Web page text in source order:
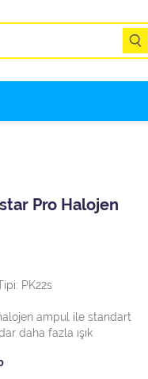
Pro Halojen
PK22s
ampul ile standart
daha fazla ışık